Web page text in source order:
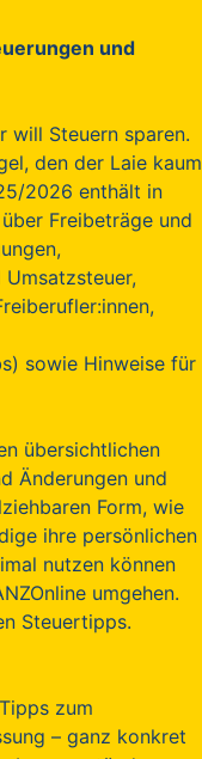
und
will Steuern sparen.
den der Laie kaum
2026 enthält in
Freibeträge und
sowie Hinweise für
übersichtlichen
Änderungen und
Form, wie
ihre persönlichen
nutzen können
umgehen.
Steuertipps.
zum
– ganz konkret